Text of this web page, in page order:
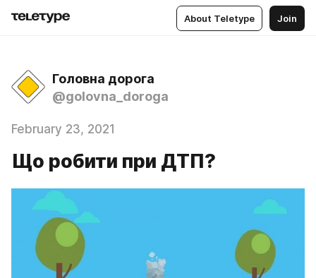
About Teletype Join
Головна дорога
@golovna_doroga
February 23, 2021
Що робити при ДТП?